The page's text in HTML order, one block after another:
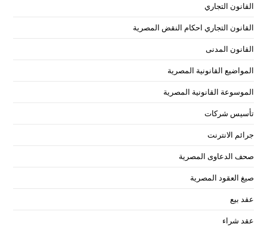
القانون التجاري
القانون التجاري احكام النقض المصرية
القانون المدنى
المواضيع القانونية المصرية
الموسوعة القانونية المصرية
تأسيس شركات
جرائم الانترنت
صحف الدعاوى المصرية
صيغ العقود المصرية
عقد بيع
عقد شراء